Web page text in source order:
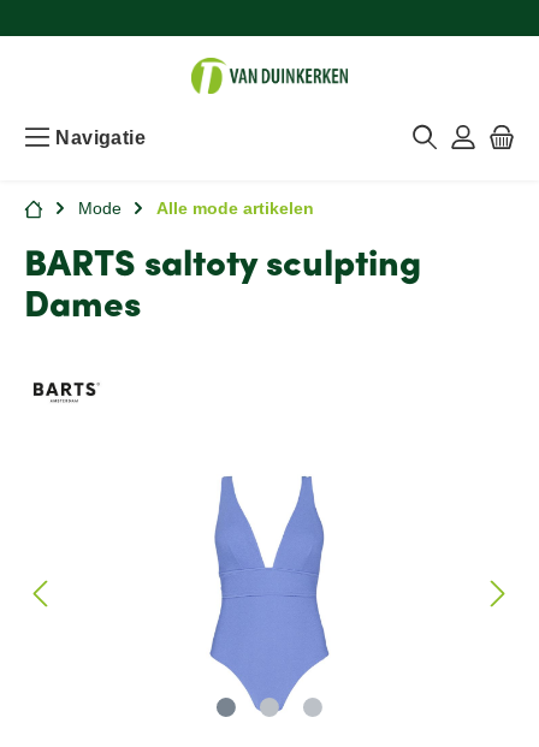
Navigatie
Mode Alle mode artikelen
BARTS saltoty sculpting
Dames